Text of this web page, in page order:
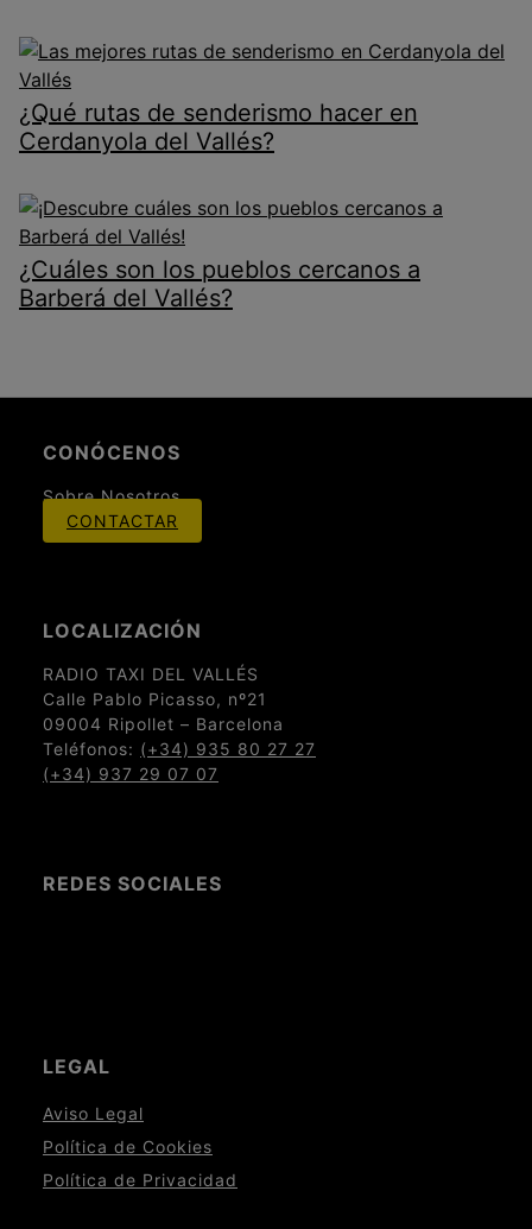
¿Qué rutas de senderismo hacer en
Cerdanyola del Vallés?
¿Cuáles son los pueblos cercanos a
Barberá del Vallés?
CONÓCENOS
Sobre Nosotros
CONTACTAR
LOCALIZACIÓN
RADIO TAXI DEL VALLÉS
Calle Pablo Picasso, nº21
09004 Ripollet – Barcelona
Teléfonos: (+34) 935 80 27 27
(+34) 937 29 07 07
REDES SOCIALES
LEGAL
Aviso Legal
Política de Cookies
Política de Privacidad